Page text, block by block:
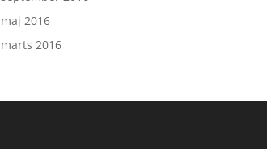
maj 2016
marts 2016